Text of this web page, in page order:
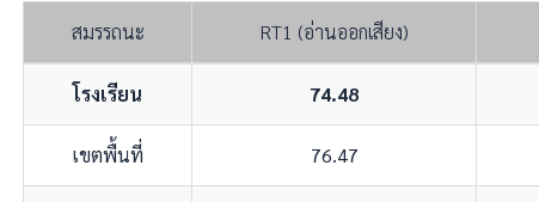
สมรรถนะ RT1 (อ่านออกเสียง)
โรงเรียน 74.48
เขตพื้นที่ 76.47